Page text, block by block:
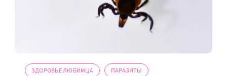
ЗДОРОВЬЕ ЛЮБИМЦА ПАРАЗИТЫ